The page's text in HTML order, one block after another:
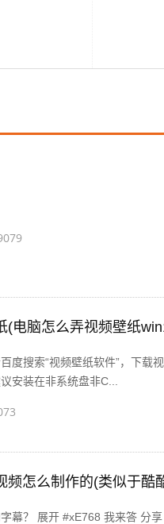
(电脑怎么弄视频壁纸
度搜索“视频壁纸软件”，下载
安装在非系统盘非C...
频怎么制作的(类似于酷
幕？ 展开 #xE768 我来答 分